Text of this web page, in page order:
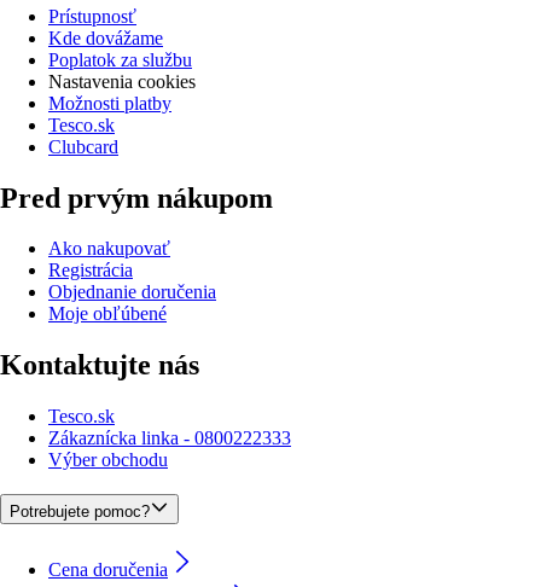
Prístupnosť
Kde dovážame
Poplatok za službu
Nastavenia cookies
Možnosti platby
Tesco.sk
Clubcard
Pred prvým nákupom
Ako nakupovať
Registrácia
Objednanie doručenia
Moje obľúbené
Kontaktujte nás
Tesco.sk
Zákaznícka linka - 0800222333
Výber obchodu
Potrebujete pomoc?
Cena doručenia